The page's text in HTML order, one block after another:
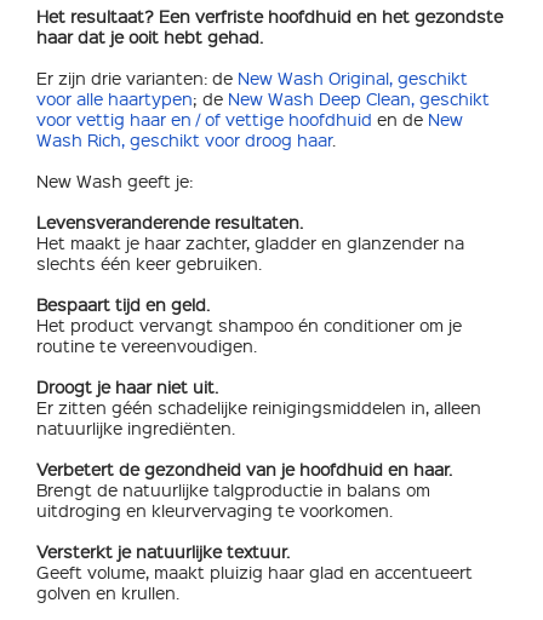
Het resultaat? Een verfriste hoofdhuid en het gezondste
haar dat je ooit hebt gehad.
Er zijn drie varianten: de New Wash Original, geschikt
voor alle haartypen; de New Wash Deep Clean, geschikt
voor vettig haar en / of vettige hoofdhuid en de New
Wash Rich, geschikt voor droog haar.
New Wash geeft je:
Levensveranderende resultaten.
Het maakt je haar zachter, gladder en glanzender na
slechts één keer gebruiken.
Bespaart tijd en geld.
Het product vervangt shampoo én conditioner om je
routine te vereenvoudigen.
Droogt je haar niet uit.
Er zitten géén schadelijke reinigingsmiddelen in, alleen
natuurlijke ingrediënten.
Verbetert de gezondheid van je hoofdhuid en haar.
Brengt de natuurlijke talgproductie in balans om
uitdroging en kleurvervaging te voorkomen.
Versterkt je natuurlijke textuur.
Geeft volume, maakt pluizig haar glad en accentueert
golven en krullen.